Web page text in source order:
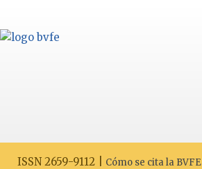
ISSN 2659-9112 | Cómo se cita la BVFE